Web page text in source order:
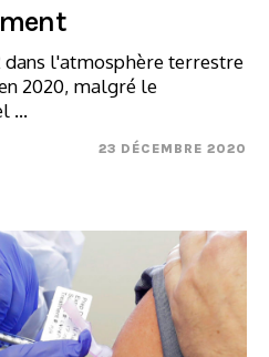
dans l'atmosphère terrestre
2020, malgré le
...
23 DÉCEMBRE 2020